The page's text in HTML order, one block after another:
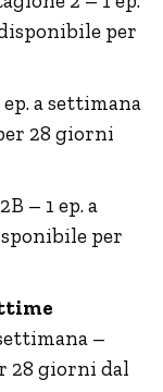
per
a settimana
28 giorni
– 1 ep. a
per
–
28 giorni dal